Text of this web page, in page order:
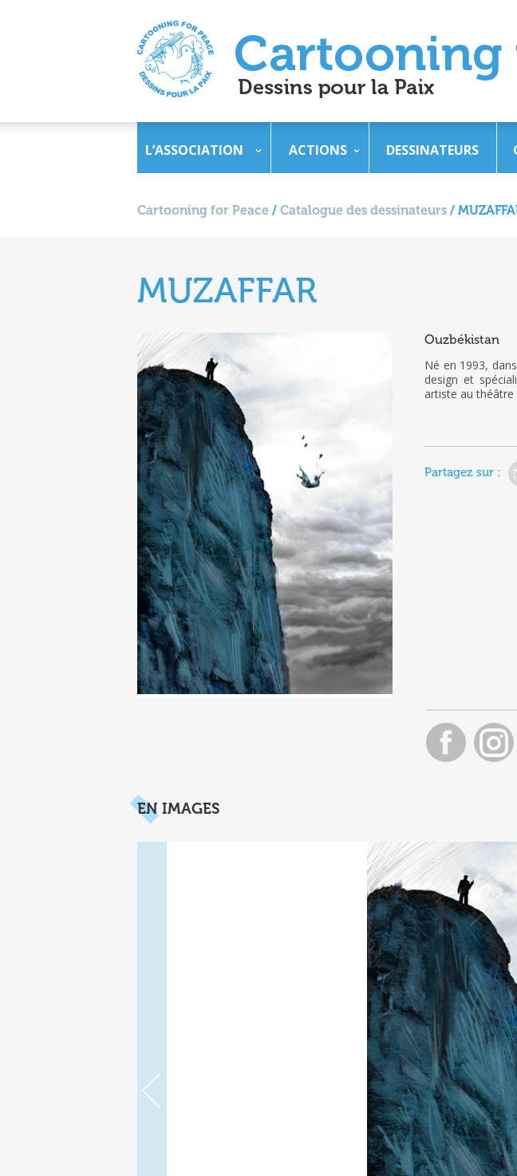
L’ASSOCIATION ACTIONS DESSINATEURS
Cartooning for Peace / Catalogue des dessinateurs /
MUZAFFAR
Ouzbékistan
Né en 1993,
design et
artiste au théâtre
Partagez sur :
EN IMAGES